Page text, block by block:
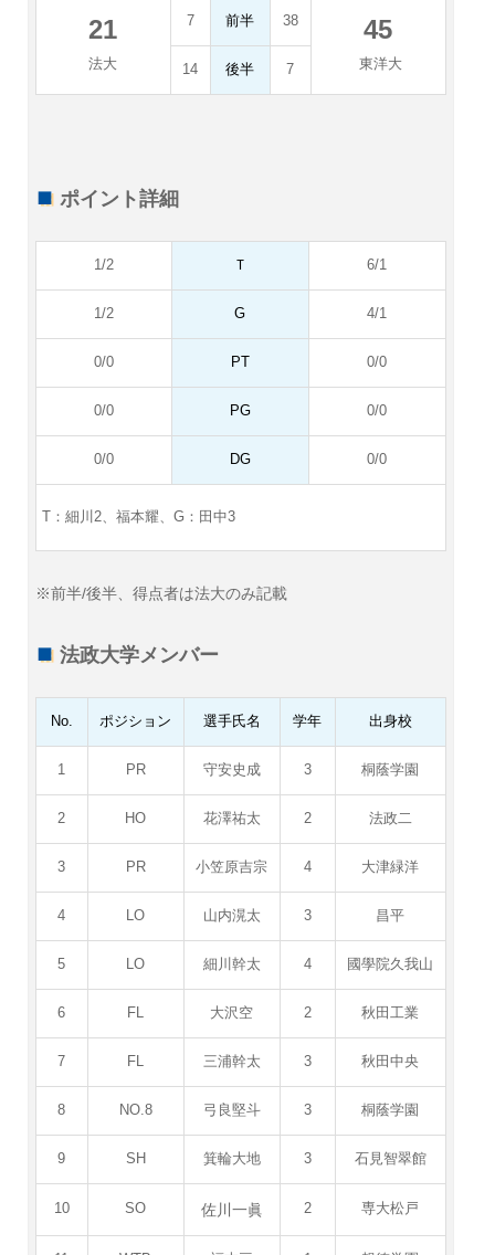
21
法大
7 前半 38 45
東洋大
14 後半 7
ポイント詳細
1/2 Ｔ 6/1
1/2 G 4/1
0/0 PT 0/0
0/0 PG 0/0
0/0 DG 0/0
T：細川2、福本耀、 G：田中3
※前半/後半、得点者は法大のみ記載
法政大学メンバー
No. ポジション 選手氏名 学年 出身校
1 PR 守安史成 3 桐蔭学園
2 HO 花澤祐太 2 法政二
3 PR 小笠原吉宗 4 大津緑洋
4 LO 山内滉太 3 昌平
5 LO 細川幹太 4 國學院久我山
6 FL 大沢空 2 秋田工業
7 FL 三浦幹太 3 秋田中央
8 NO.8 弓良堅斗 3 桐蔭学園
9 SH 箕輪大地 3 石見智翠館
10 SO 佐川一眞 2 専大松戸